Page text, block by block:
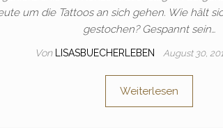
um die Tattoos an sich gehen. Wie hält
gestochen? Gespannt sein…
Von LISASBUECHERLEBEN August 30,
Weiterlesen